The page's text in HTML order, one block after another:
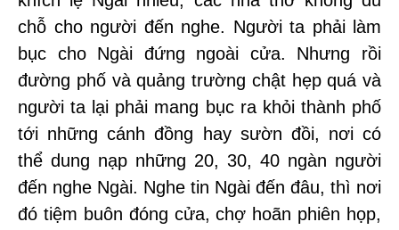
chỗ cho người đến nghe. Người ta phải làm
bục cho Ngài đứng ngoài cửa. Nhưng rồi
đường phố và quảng trường chật hẹp quá và
người ta lại phải mang bục ra khỏi thành phố
tới những cánh đồng hay sườn đồi, nơi có
thể dung nạp những 20, 30, 40 ngàn người
đến nghe Ngài. Nghe tin Ngài đến đâu, thì nơi
đó tiệm buôn đóng cửa, chợ hoãn phiên họp,